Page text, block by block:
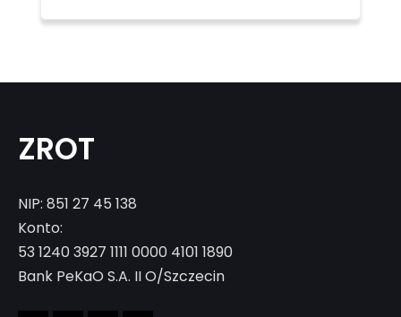
ZROT
NIP: 851 27 45 138
Konto:
53 1240 3927 1111 0000 4101 1890
Bank PeKaO S.A. II O/Szczecin